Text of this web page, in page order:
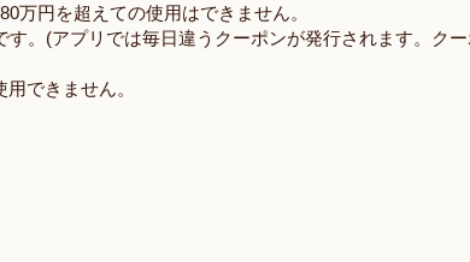
80万円を超えての使用はできません。
。 (アプリでは毎日違うクーポンが発行されます。ク
できません。